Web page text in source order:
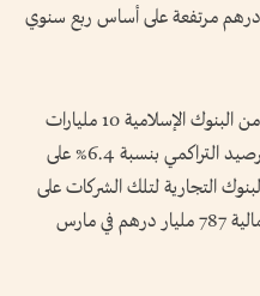
بقيمة تناهز 85.6 مليار درهم مرتفعة على أساس ربع سنوي
فيما بلغت التمويلات الجديدة للشركات من البنوك الإسلامية 10 مليارات
درهم خلال الربع الأول من 2026 ونما الرصيد التراكمي بنسبة 6.4% على
التجارية لتلك الشركات على
أساس ربع سنوي 3% لتبلغ حصتها الإجمالية 787 مليار درهم في مارس